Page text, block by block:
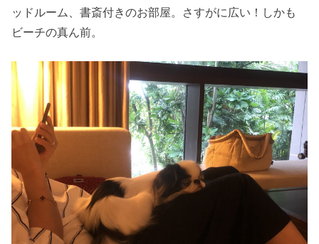
ッドルーム、書斎付きのお部屋。さすがに広い！しかも
ビーチの真ん前。